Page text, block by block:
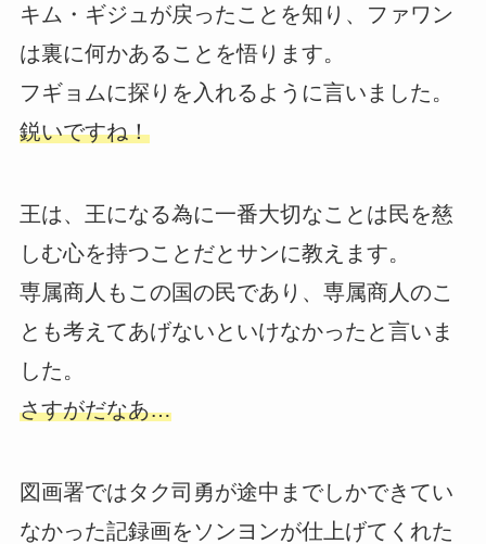
キム・ギジュが戻ったことを知り、ファワン
は裏に何かあることを悟ります。
フギョムに探りを入れるように言いました。
鋭いですね！
王は、王になる為に一番大切なことは民を慈
しむ心を持つことだとサンに教えます。
専属商人もこの国の民であり、専属商人のこ
とも考えてあげないといけなかったと言いま
した。
さすがだなあ…
図画署ではタク司勇が途中までしかできてい
なかった記録画をソンヨンが仕上げてくれた